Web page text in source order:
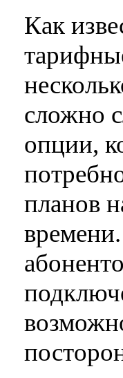
Как
сложно
опции,
планов